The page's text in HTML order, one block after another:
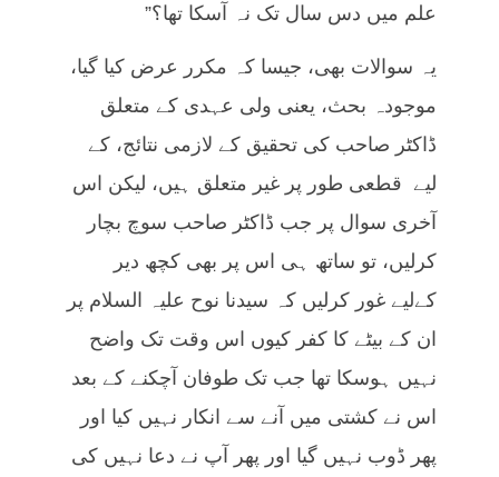
علم میں دس سال تک نہ آسکا تھا؟”
یہ سوالات بھی، جیسا کہ مکرر عرض کیا گیا،
موجودہ بحث، یعنی ولی عہدی کے متعلق
ڈاکٹر صاحب کی تحقیق کے لازمی نتائج، کے
لیے قطعی طور پر غیر متعلق ہیں، لیکن اس
آخری سوال پر جب ڈاکٹر صاحب سوچ بچار
کرلیں، تو ساتھ ہی اس پر بھی کچھ دیر
کےلیے غور کرلیں کہ سیدنا نوح علیہ السلام پر
ان کے بیٹے کا کفر کیوں اس وقت تک واضح
نہیں ہوسکا تھا جب تک طوفان آچکنے کے بعد
اس نے کشتی میں آنے سے انکار نہیں کیا اور
پھر ڈوب نہیں گیا اور پھر آپ نے دعا نہیں کی